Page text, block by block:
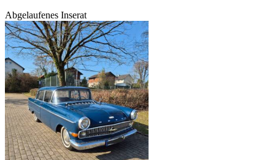
Abgelaufenes Inserat